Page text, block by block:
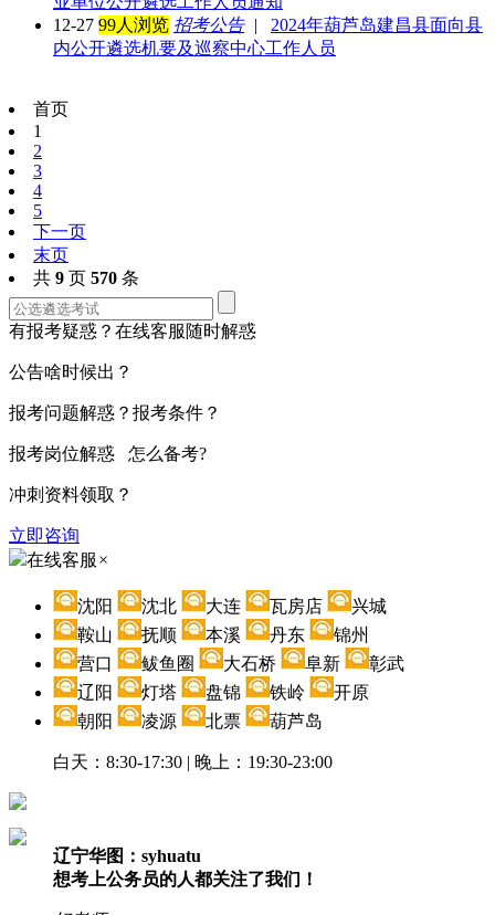
12-27 99人浏览 招考公告|
2024年葫芦岛建昌县面向县
内公开遴选机要及巡察中心工作人员
首页
1
2
3
4
5
下一页
末页
共 9 页 570 条
有报考疑惑？在线客服随时解惑
公告啥时候出？
报考问题解惑？报考条件？
报考岗位解惑 怎么备考?
冲刺资料领取？
立即咨询
在线客服 ×
沈阳 沈北 大连 瓦房店
兴城
鞍山
抚顺 本溪 丹东
锦州
营口
鲅鱼圈 大石桥 阜新
彰武
辽阳
灯塔 盘锦 铁岭
开原
朝阳
凌源 北票 葫芦岛
白天：8:30-17:30 | 晚上：19:30-23:00
辽宁华图：syhuatu
想考上公务员的人都关注了我们！